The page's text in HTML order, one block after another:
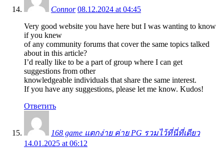
Connor 08.12.2024 at 04:45
Very good website you have here but I was wanting to know
if you knew
of any community forums that cover the same topics talked
about in this article?
I’d really like to be a part of group where I can get
suggestions from other
knowledgeable individuals that share the same interest.
If you have any suggestions, please let me know. Kudos!
Ответить
168 game แตกง่าย ค่าย PG รวมไว้ที่นี่ที่เดียว
14.01.2025 at 06:12